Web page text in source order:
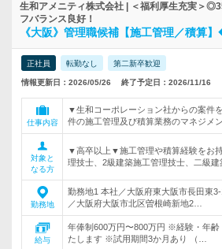
生和アメニティ株式会社 | ＜福利厚生充実＞
フバランス良好！
《大阪》管理職候補【施工管理／積算
正社員 転勤なし 第二新卒歓迎
情報更新日：2026/05/26 終了予定日：2026/11/16
仕事内容
▼生和コーポレーション社からの案件
件の施工管理及び積算業務のマネジメ
対象と
なる方
▼高卒以上▼施工管理や積算経験をお
理技士、2級建築施工管理技士、二級建
勤務地
勤務地1 本社／大阪府東大阪市長田東
／大阪府大阪市北区曽根崎新地2…
給与
年俸制600万円〜800万円 ※経験・年齢
たします ※試用期間3か月あり （…